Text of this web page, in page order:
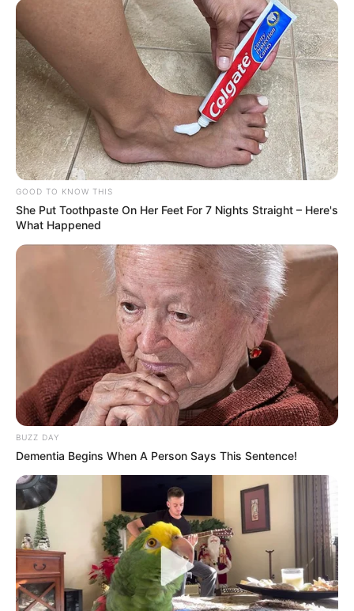
GOOD TO KNOW THIS
She Put Toothpaste On Her Feet For 7 Nights Straight – Here's
What Happened
BUZZ DAY
Dementia Begins When A Person Says This Sentence!